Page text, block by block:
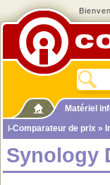
Matériel
i-Comparateur de prix »
Synology